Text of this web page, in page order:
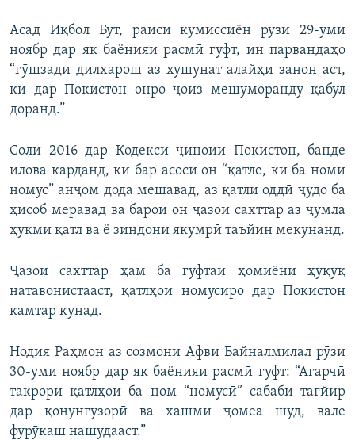
Асад Иқбол Бут, раиси кумиссиён рӯзи 29-уми
ноябр дар як баёнияи расмӣ гуфт, ин парвандаҳо
“гӯшзади дилхарош аз хушунат алайҳи занон аст,
ки дар Покистон онро ҷоиз мешуморанду қабул
доранд.”
Соли 2016 дар Кодекси ҷиноии Покистон, банде
илова карданд, ки бар асоси он “қатле, ки ба номи
номус” анҷом дода мешавад, аз қатли оддӣ ҷудо ба
ҳисоб меравад ва барои он ҷазои сахттар аз ҷумла
ҳукми қатл ва ё зиндони якумрӣ таъйин мекунанд.
Ҷазои сахттар ҳам ба гуфтаи ҳомиёни ҳуқуқ
натавонистааст, қатлҳои номусиро дар Покистон
камтар кунад.
Нодия Раҳмон аз созмони Афви Байналмилал рӯзи
30-уми ноябр дар як баёнияи расмӣ гуфт: “Агарчӣ
такрори қатлҳои ба ном “номусӣ” сабаби тағйир
дар қонунгузорӣ ва хашми ҷомеа шуд, вале
фурӯкаш нашудааст.”